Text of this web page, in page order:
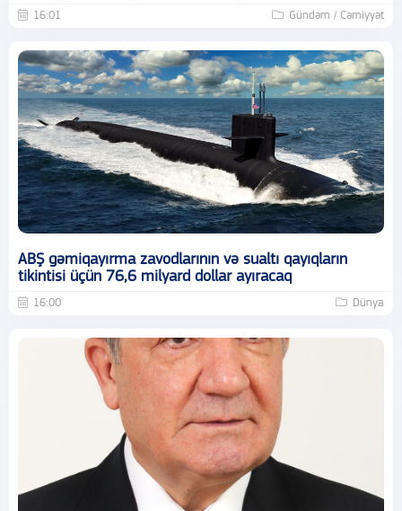
16:01 Gündəm / Cəmiyyət
ABŞ gəmiqayırma zavodlarının və sualtı qayıqların
tikintisi üçün 76,6 milyard dollar ayıracaq
16:00 Dünya